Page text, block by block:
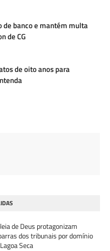
de banco e mantém multa
de CG
de oito anos para
de Deus protagonizam
dos tribunais por domínio
Seca